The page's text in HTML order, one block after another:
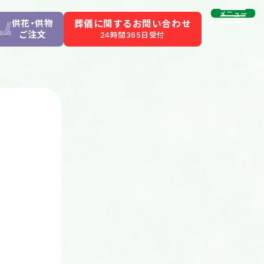
供花・供物
ご注文
葬儀に関するお問い合わせ
24時間365日受付
メニュー